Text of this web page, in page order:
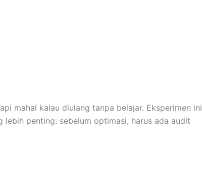
mahal kalau diulang tanpa belajar. Eksperimen ini
penting: sebelum optimasi, harus ada audit